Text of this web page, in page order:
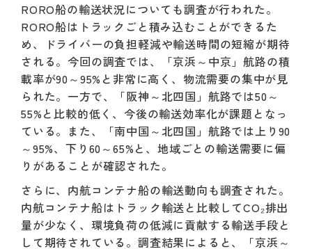
RORO船の輸送状況についても調査が行われた。
RORO船はトラックごと積み込むことができるた
め、ドライバーの負担軽減や輸送時間の短縮が期待
される。今回の調査では、「京浜～中京」航路の積
載率が90～95%と非常に高く、物流需要の集中が見
られた。一方で、「阪神～北四国」航路では50～
55%と比較的低く、今後の輸送効率化が課題となっ
ている。また、「南中国～北四国」航路では上り90
～95%、下り60～65%と、地域ごとの輸送需要に偏
りがあることが確認された。
さらに、内航コンテナ船の輸送動向も調査された。
内航コンテナ船はトラック輸送と比較してCO₂排出
量が少なく、環境負荷の低減に貢献する輸送手段と
して期待されている。調査結果によると、「京浜～